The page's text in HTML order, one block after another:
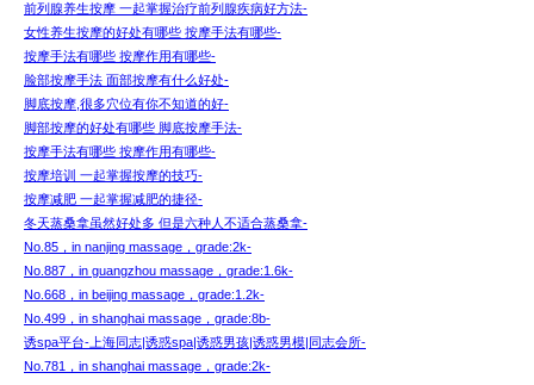
前列腺养生按摩 一起掌握治疗前列腺疾病好方法-
女性养生按摩的好处有哪些 按摩手法有哪些-
按摩手法有哪些 按摩作用有哪些-
脸部按摩手法 面部按摩有什么好处-
脚底按摩,很多穴位有你不知道的好-
脚部按摩的好处有哪些 脚底按摩手法-
按摩手法有哪些 按摩作用有哪些-
按摩培训 一起掌握按摩的技巧-
按摩减肥 一起掌握减肥的捷径-
冬天蒸桑拿虽然好处多 但是六种人不适合蒸桑拿-
No.85，in nanjing massage，grade:2k-
No.887，in guangzhou massage，grade:1.6k-
No.668，in beijing massage，grade:1.2k-
No.499，in shanghai massage，grade:8b-
诱spa平台-上海同志|诱惑spa|诱惑男孩|诱惑男模|同志会所-
No.781，in shanghai massage，grade:2k-